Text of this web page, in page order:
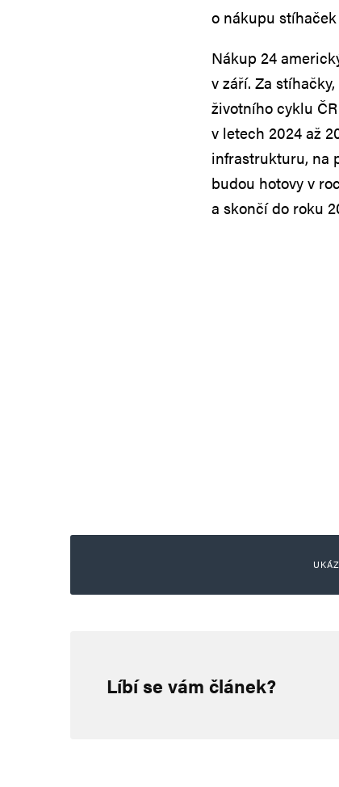
o nákupu
Nákup 24
v září. Za
životního cyklu
v letech 2024 až
infrastrukturu, na
budou hotovy v
a skončí do roku
Andreji, pěkný alibismus.
Líbí se vám článek?